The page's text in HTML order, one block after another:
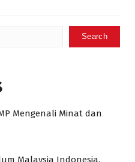
Search
Mengenali Minat dan
Malaysia Indonesia,